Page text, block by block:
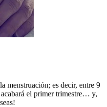
menstruación; es decir, entre 9
el primer trimestre… y,